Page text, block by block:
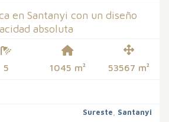
en Santanyi con un diseño
absoluta
5 1045 m² 53567 m²
Sureste Santanyi